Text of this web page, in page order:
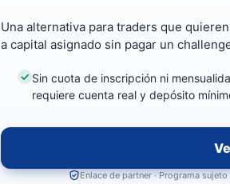
Una alternativa para traders que
a capital asignado sin pagar un
Sin cuota de inscripción ni
requiere cuenta real y depósito
Enlace de partner · Programa